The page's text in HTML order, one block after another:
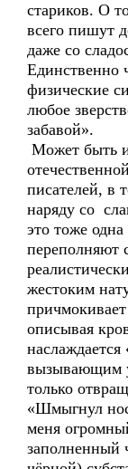
стариков. О
всего пишут
даже со
Единственно
физические
любое
забавой».
Может быть
писателей, в
наряду со
это тоже
переполняют
жестоким
описывая
наслаждается
вызывающим у
только
«Шмыгнул
меня
заполненный